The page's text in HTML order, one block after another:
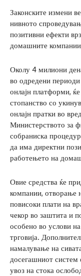
Законските измени
нивното
позитивни ефекти
домашните
Околу 4 милиони
во одредени
онлајн платформи,
стопанство со
онлајн пратки во
Министерството за
собраниска
да има директни
работењето на
Овие средства ќе
компании, отворање
повисоки плати на
чекор во заштита и
особено во услови
трговија.
намалување на
досегашниот
увоз на стока